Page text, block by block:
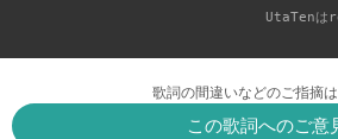
UtaTenは
歌詞の間違いなどのご指摘
この歌詞へのご意